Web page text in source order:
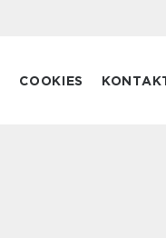
COOKIES